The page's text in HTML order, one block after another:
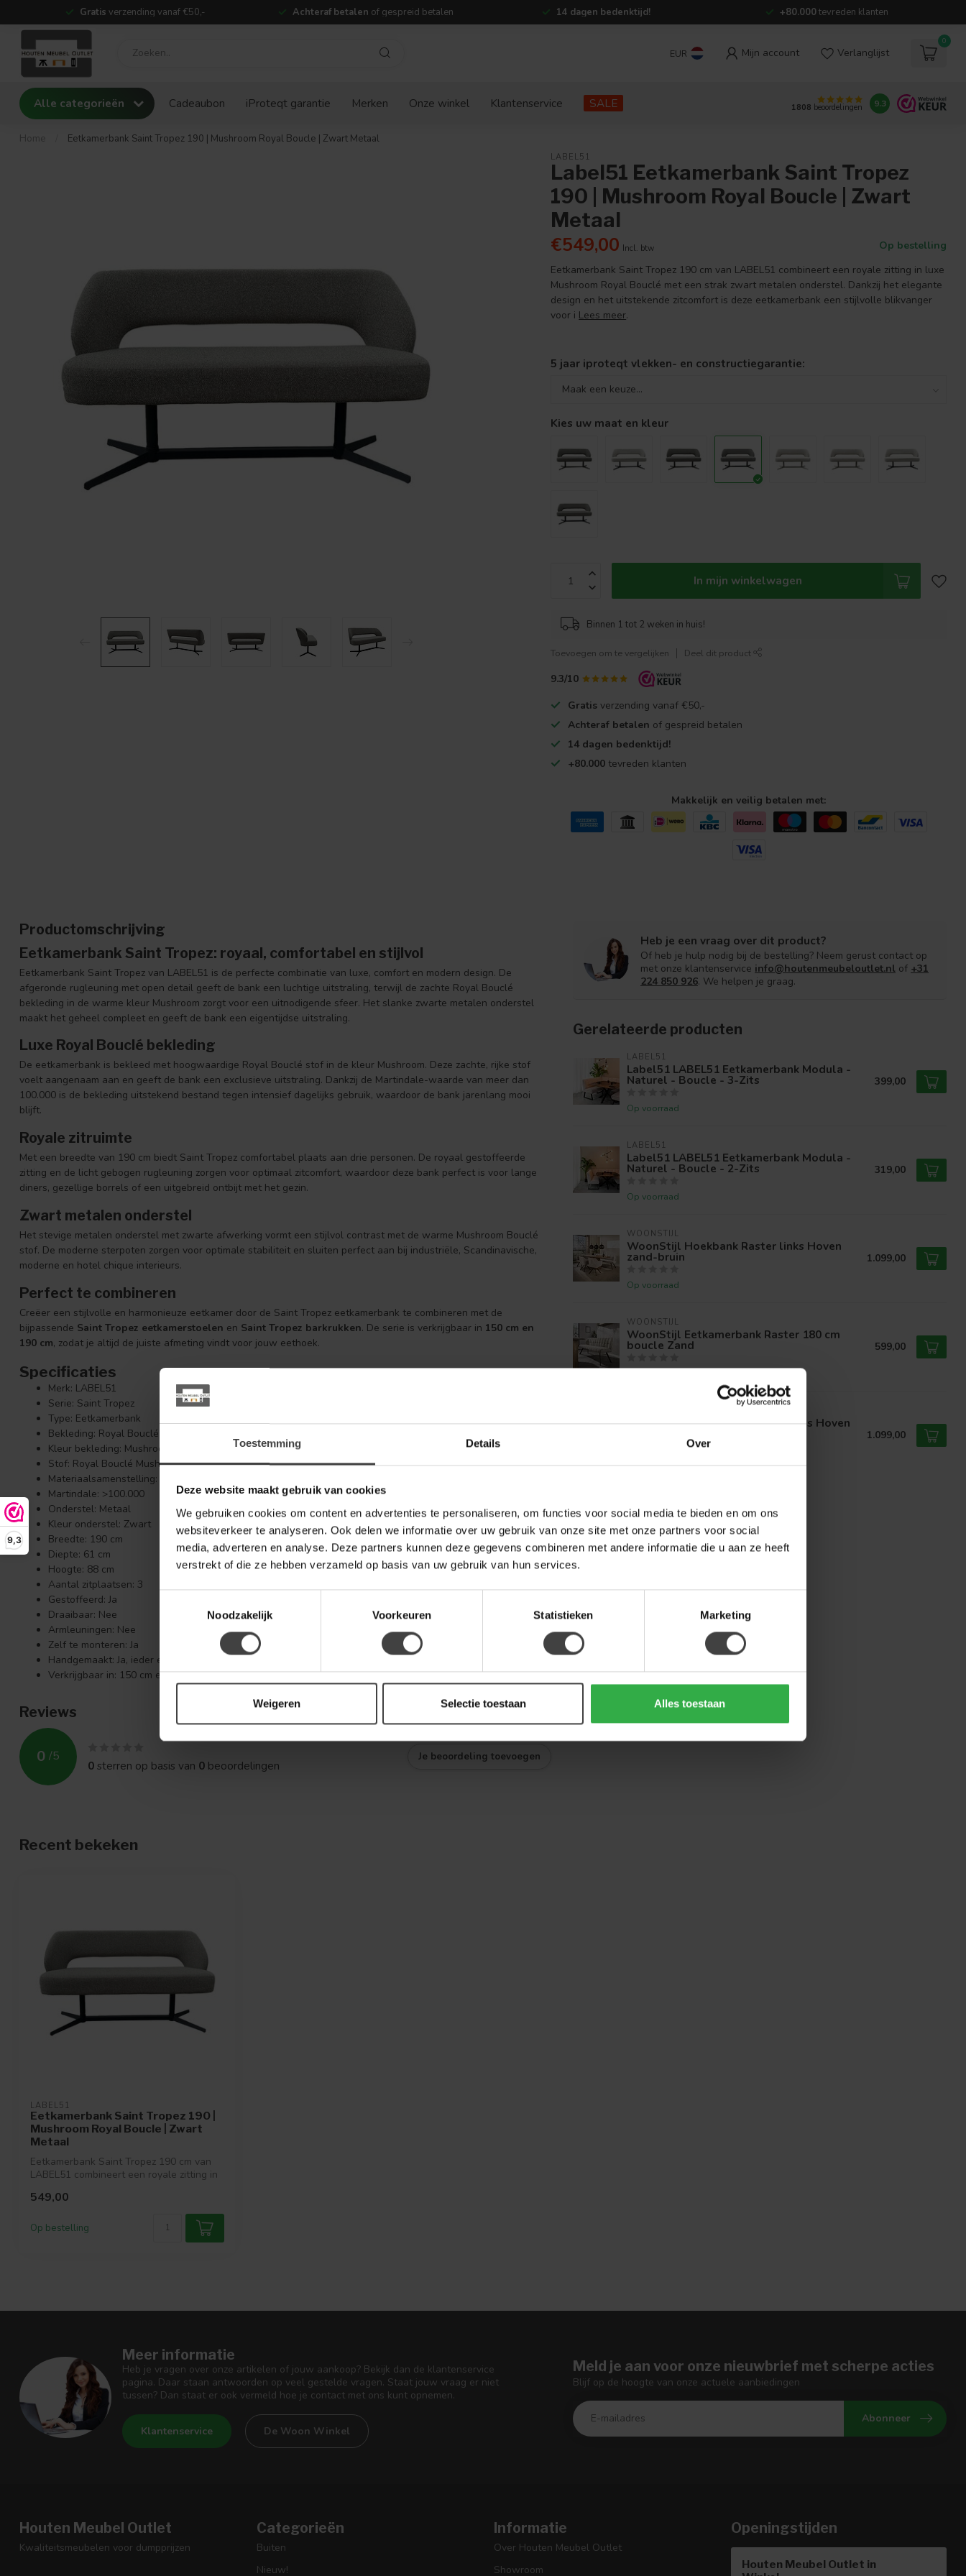
Toestemming Details Over
Deze website maakt gebruik van cookies
We gebruiken cookies om content en advertenties te personaliseren, om functies voor social media te bieden en om ons
websiteverkeer te analyseren. Ook delen we informatie over uw gebruik van onze site met onze partners voor social
media, adverteren en analyse. Deze partners kunnen deze gegevens combineren met andere informatie die u aan ze heeft
verstrekt of die ze hebben verzameld op basis van uw gebruik van hun services.
Noodzakelijk
Voorkeuren Statistieken Marketing
Weigeren Selectie toestaan Alles toestaan
9,3
Gratis verzending vanaf €50,- Achteraf betalen of gespreid betalen 14 dagen bedenktijd! +80.000tevreden klanten
EUR Mijn account Verlanglijst
0
Alle categorieën Cadeaubon iProteqt garantie Merken Onze winkel Klantenservice SALE 1808 beoordelingen 9.3
Home Eetkamerbank Saint Tropez 190 | Mushroom Royal Boucle | Zwart Metaal
LABEL51
Label51 Eetkamerbank Saint Tropez
190 | Mushroom Royal Boucle | Zwart
Metaal
€549,00 Incl. btw
Op bestelling
Eetkamerbank Saint Tropez 190 cm van LABEL51 combineert een royale zitting in luxe
Mushroom Royal Bouclé met een strak zwart metalen onderstel. Dankzij het elegante
design en het uitstekende zitcomfort is deze eetkamerbank een stijlvolle blikvanger
voor i Lees meer.
5 jaar iproteqt vlekken- en constructiegarantie:
Kies uw maat en kleur
In mijn winkelwagen
Binnen 1 tot 2 weken in huis!
Toevoegen om te vergelijken Deel dit product
9.3/10
Gratis verzending vanaf €50,-
Achteraf betalen of gespreid betalen
14 dagen bedenktijd!
+80.000 tevreden klanten
Makkelijk en veilig betalen met:
Productomschrijving
Eetkamerbank Saint Tropez: royaal, comfortabel en stijlvol
Eetkamerbank Saint Tropez van LABEL51 is de perfecte combinatie van luxe, comfort en modern design. De
afgeronde rugleuning met open detail geeft de bank een luchtige uitstraling, terwijl de zachte Royal Bouclé
bekleding in de warme kleur Mushroom zorgt voor een uitnodigende sfeer. Het slanke zwarte metalen onderstel
maakt het geheel compleet en geeft de bank een eigentijdse uitstraling.
Luxe Royal Bouclé bekleding
De eetkamerbank is bekleed met hoogwaardige Royal Bouclé stof in de kleur Mushroom. Deze zachte, rijke stof
voelt aangenaam aan en geeft de bank een exclusieve uitstraling. Dankzij de Martindale-waarde van meer dan
100.000 is de bekleding uitstekend bestand tegen intensief dagelijks gebruik, waardoor de bank jarenlang mooi
blijft.
Royale zitruimte
Met een breedte van 190 cm biedt Saint Tropez comfortabel plaats aan drie personen. De royaal gestoffeerde
zitting en de licht gebogen rugleuning zorgen voor optimaal zitcomfort, waardoor deze bank perfect is voor lange
diners, gezellige borrels of een uitgebreid ontbijt met het gezin.
Zwart metalen onderstel
Het stevige metalen onderstel met zwarte afwerking vormt een stijlvol contrast met de warme Mushroom Bouclé
stof. De moderne sterpoten zorgen voor optimale stabiliteit en sluiten perfect aan bij industriële, Scandinavische,
moderne en hotel chique interieurs.
Perfect te combineren
Creëer een stijlvolle en harmonieuze eetkamer door de Saint Tropez eetkamerbank te combineren met de
bijpassende Saint Tropez eetkamerstoelen en Saint Tropez barkrukken. De serie is verkrijgbaar in 150 cm en
190 cm, zodat je altijd de juiste afmeting vindt voor jouw eethoek.
Specificaties
Merk: LABEL51
Serie: Saint Tropez
Type: Eetkamerbank
Bekleding: Royal Bouclé
Kleur bekleding: Mushroom
Stof: Royal Bouclé Mushroom 170
Materiaalsamenstelling: 100% PES
Martindale: >100.000
Onderstel: Metaal
Kleur onderstel: Zwart
Breedte: 190 cm
Diepte: 61 cm
Hoogte: 88 cm
Aantal zitplaatsen: 3
Gestoffeerd: Ja
Draaibaar: Nee
Armleuningen: Nee
Zelf te monteren: Ja
Handgemaakt: Ja, ieder exemplaar is uniek
Verkrijgbaar in: 150 cm en 190 cm
Reviews
0 /5
0sterren op basis van 0 beoordelingen
Je beoordeling toevoegen
Heb je een vraag over dit product?
Of heb je hulp nodig bij de bestelling? Neem gerust contact op
met onze klantenservice info@houtenmeubeloutlet.nl of +31
224 850 926. We helpen je graag.
Gerelateerde producten
LABEL51
Label51 LABEL51 Eetkamerbank Modula -
Naturel - Boucle - 3-Zits
Op voorraad
399,00
LABEL51
Label51 LABEL51 Eetkamerbank Modula -
Naturel - Boucle - 2-Zits
Op voorraad
319,00
WOONSTIJL
WoonStijl Hoekbank Raster links Hoven
zand-bruin
Op voorraad
1.099,00
WOONSTIJL
WoonStijl Eetkamerbank Raster 180 cm
boucle Zand 599,00
WoonStijl Hoekbank Raster rechts Hoven
1.099,00
Recent bekeken
LABEL51
Eetkamerbank Saint Tropez 190 |
Mushroom Royal Boucle | Zwart
Metaal
Eetkamerbank Saint Tropez 190 cm van
LABEL51 combineert een royale zitting in
549,00
Op bestelling
Meer informatie
Heb je vragen over onze artikelen of jouw aankoop? Bekijk dan de klantenservice
pagina. Daar staan antwoorden op veel gestelde vragen. Staat jouw vraag er niet
tussen? Dan staat er ook vermeld hoe je contact met ons kunt opnemen.
Klantenservice De Woon Winkel
Meld je aan voor onze nieuwbrief met scherpe acties
Blijf op de hoogte van onze actuele aanbiedingen
Abonneer
Houten Meubel Outlet
Kwaliteitsmeubelen voor dumpprijzen
Categorieën
Buiten
Nieuw!
Informatie
Over Houten Meubel Outlet
Showroom
Openingstijden
Houten Meubel Outlet in